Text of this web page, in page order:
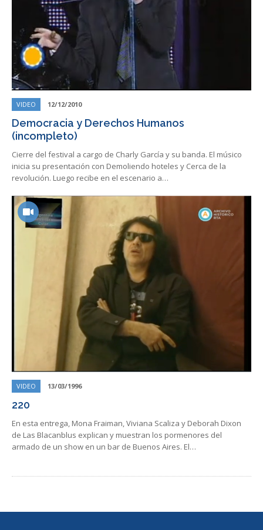
VIDEO 12/12/2010
Democracia y Derechos Humanos
(incompleto)
Cierre del festival a cargo de Charly García y su banda. El músico
inicia su presentación con Demoliendo hoteles y Cerca de la
revolución. Luego recibe en el escenario a…
VIDEO 13/03/1996
220
En esta entrega, Mona Fraiman, ​​Viviana Scaliza y Deborah Dixon
de Las Blacanblus explican y muestran los pormenores del
armado de un show en un bar de Buenos Aires. El…